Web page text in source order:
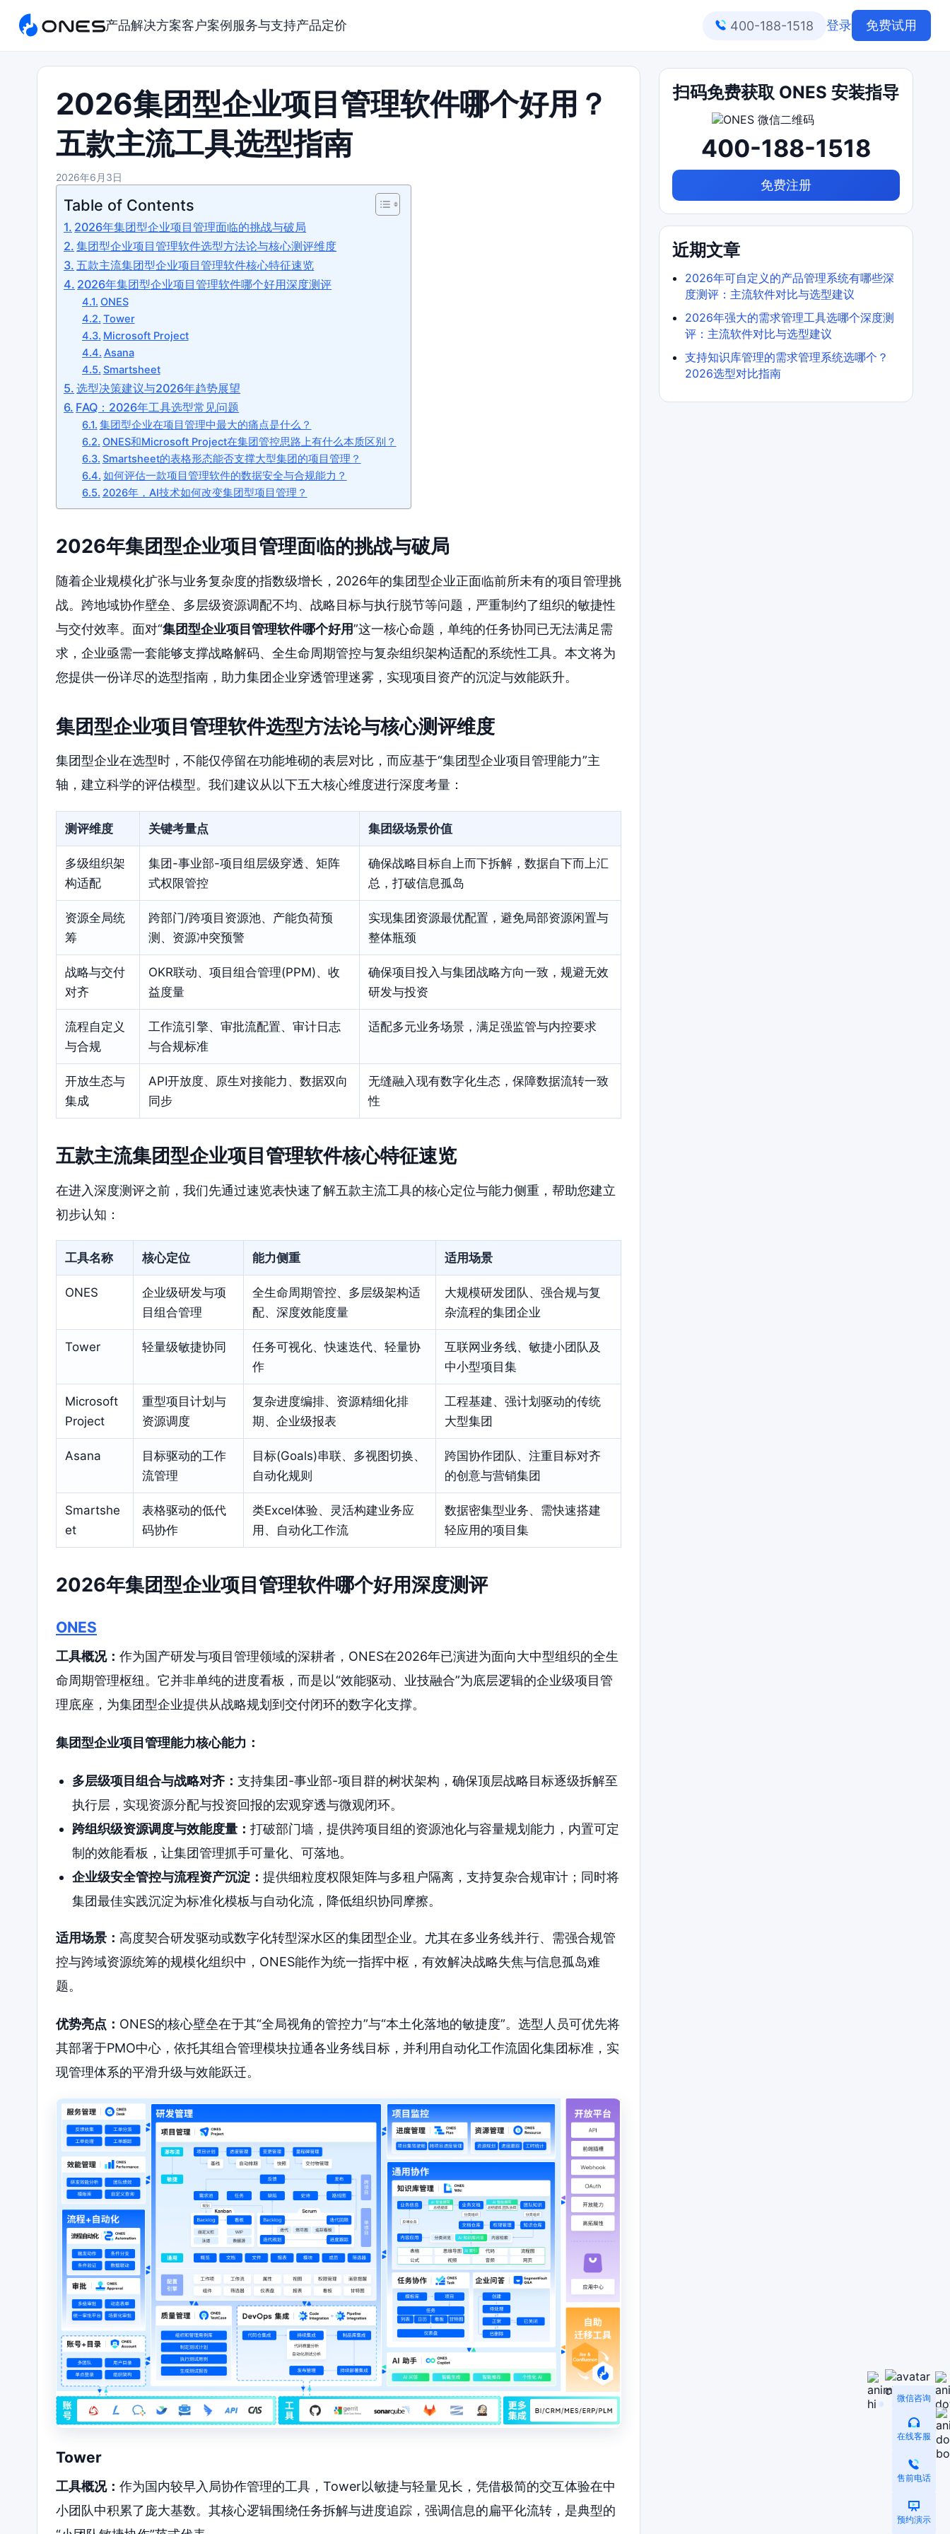
产品解决方案客户案例 服务与支持产品定价 400-188-1518 登录 免费试用
2026集团型企业项目管理软件哪个好用？
五款主流工具选型指南
2026年6月3日
Table of Contents
2026年集团型企业项目管理面临的挑战与破局
集团型企业项目管理软件选型方法论与核心测评维度
五款主流集团型企业项目管理软件核心特征速览
2026年集团型企业项目管理软件哪个好用深度测评
ONES
Tower
Microsoft Project
Asana
Smartsheet
选型决策建议与2026年趋势展望
FAQ：2026年工具选型常见问题
集团型企业在项目管理中最大的痛点是什么？
ONES和Microsoft Project在集团管控思路上有什么本质区别？
Smartsheet的表格形态能否支撑大型集团的项目管理？
如何评估一款项目管理软件的数据安全与合规能力？
2026年，AI技术如何改变集团型项目管理？
2026年集团型企业项目管理面临的挑战与破局
随着企业规模化扩张与业务复杂度的指数级增长，2026年的集团型企业正面临前所未有的项目管理挑
战。跨地域协作壁垒、多层级资源调配不均、战略目标与执行脱节等问题，严重制约了组织的敏捷性
与交付效率。面对“集团型企业项目管理软件哪个好用”这一核心命题，单纯的任务协同已无法满足需
求，企业亟需一套能够支撑战略解码、全生命周期管控与复杂组织架构适配的系统性工具。本文将为
您提供一份详尽的选型指南，助力集团企业穿透管理迷雾，实现项目资产的沉淀与效能跃升。
集团型企业项目管理软件选型方法论与核心测评维度
集团型企业在选型时，不能仅停留在功能堆砌的表层对比，而应基于“集团型企业项目管理能力”主
轴，建立科学的评估模型。我们建议从以下五大核心维度进行深度考量：
测评维度 关键考量点 集团级场景价值
多级组织架
构适配
集团-事业部-项目组层级穿透、矩阵
式权限管控
确保战略目标自上而下拆解，数据自下而上汇
总，打破信息孤岛
资源全局统
筹
跨部门/跨项目资源池、产能负荷预
测、资源冲突预警
实现集团资源最优配置，避免局部资源闲置与
整体瓶颈
战略与交付
对齐
OKR联动、项目组合管理(PPM)、收
益度量
确保项目投入与集团战略方向一致，规避无效
研发与投资
流程自定义
与合规
工作流引擎、审批流配置、审计日志
与合规标准
适配多元业务场景，满足强监管与内控要求
开放生态与
集成
API开放度、原生对接能力、数据双向
同步
无缝融入现有数字化生态，保障数据流转一致
性
五款主流集团型企业项目管理软件核心特征速览
在进入深度测评之前，我们先通过速览表快速了解五款主流工具的核心定位与能力侧重，帮助您建立
初步认知：
工具名称 核心定位 能力侧重 适用场景
ONES
企业级研发与项
目组合管理
全生命周期管控、多层级架构适
配、深度效能度量
大规模研发团队、强合规与复
杂流程的集团企业
Tower 轻量级敏捷协同
任务可视化、快速迭代、轻量协
作
互联网业务线、敏捷小团队及
中小型项目集
Microsoft
Project
重型项目计划与
资源调度
复杂进度编排、资源精细化排
期、企业级报表
工程基建、强计划驱动的传统
大型集团
Asana
目标驱动的工作
流管理
目标(Goals)串联、多视图切换、
自动化规则
跨国协作团队、注重目标对齐
的创意与营销集团
Smartshe
et
表格驱动的低代
码协作
类Excel体验、灵活构建业务应
用、自动化工作流
数据密集型业务、需快速搭建
轻应用的项目集
2026年集团型企业项目管理软件哪个好用深度测评
ONES
工具概况： 作为国产研发与项目管理领域的深耕者，ONES在2026年已演进为面向大中型组织的全生
命周期管理枢纽。它并非单纯的进度看板，而是以“效能驱动、业技融合”为底层逻辑的企业级项目管
理底座，为集团型企业提供从战略规划到交付闭环的数字化支撑。
集团型企业项目管理能力核心能力：
多层级项目组合与战略对齐： 支持集团-事业部-项目群的树状架构，确保顶层战略目标逐级拆解至
执行层，实现资源分配与投资回报的宏观穿透与微观闭环。
跨组织级资源调度与效能度量： 打破部门墙，提供跨项目组的资源池化与容量规划能力，内置可定
制的效能看板，让集团管理抓手可量化、可落地。
企业级安全管控与流程资产沉淀： 提供细粒度权限矩阵与多租户隔离，支持复杂合规审计；同时将
集团最佳实践沉淀为标准化模板与自动化流，降低组织协同摩擦。
适用场景： 高度契合研发驱动或数字化转型深水区的集团型企业。尤其在多业务线并行、需强合规管
控与跨域资源统筹的规模化组织中，ONES能作为统一指挥中枢，有效解决战略失焦与信息孤岛难
题。
优势亮点： ONES的核心壁垒在于其“全局视角的管控力”与“本土化落地的敏捷度”。选型人员可优先将
其部署于PMO中心，依托其组合管理模块拉通各业务线目标，并利用自动化工作流固化集团标准，实
现管理体系的平滑升级与效能跃迁。
Tower
工具概况： 作为国内较早入局协作管理的工具，Tower以敏捷与轻量见长，凭借极简的交互体验在中
小团队中积累了庞大基数。其核心逻辑围绕任务拆解与进度追踪，强调信息的扁平化流转，是典型的
扫码免费获取 ONES 安装指导
400-188-1518
免费注册
近期文章
2026年可自定义的产品管理系统有哪些深
度测评：主流软件对比与选型建议
2026年强大的需求管理工具选哪个深度测
评：主流软件对比与选型建议
支持知识库管理的需求管理系统选哪个？
2026选型对比指南
微信咨询
在线客服
售前电话
预约演示